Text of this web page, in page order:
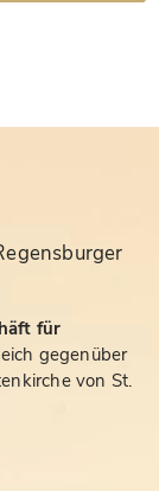
für
gegenüber
von St.